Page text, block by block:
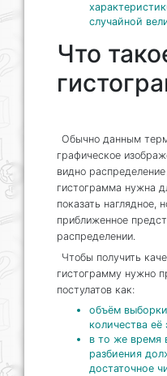
случайной
Что
Обычно данным
графическое
видно
гистограмма нужна
показать наглядное,
приближенное
распределении.
Чтобы получить
гистограмму нужно
постулатов как:
объём
количества её
в то же время
разбиения
достаточное